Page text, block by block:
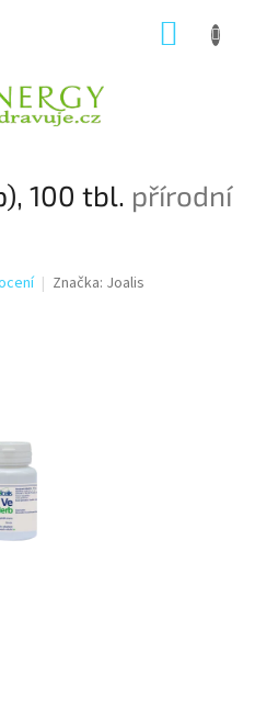
100 tbl. přírodní
Značka: Joalis